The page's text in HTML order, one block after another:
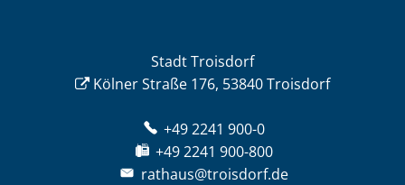
Stadt Troisdorf
Kölner Straße 176, 53840 Troisdorf
+49 2241 900-0
+49 2241 900-800
rathaus@troisdorf.de